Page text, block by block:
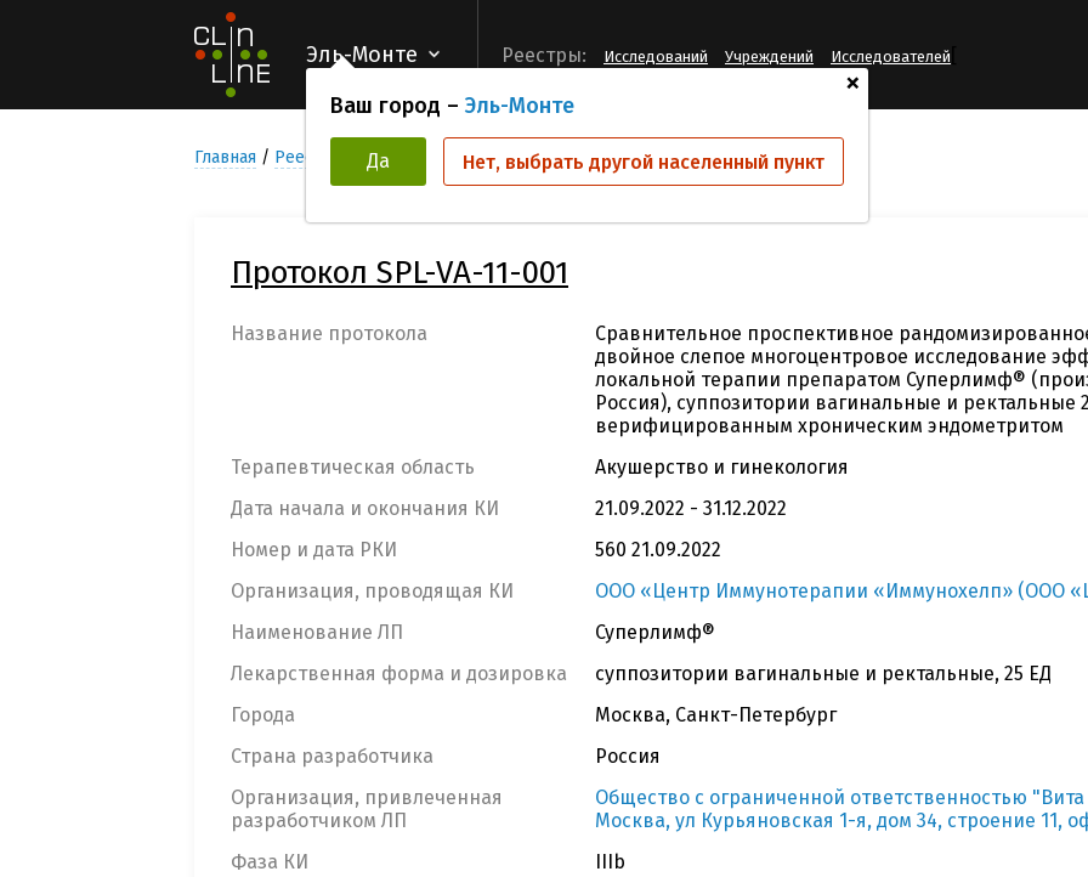
Эль-Монте
+
Ваш город – Эль-Монте
Да Нет, выбрать другой населенный пункт
Реестры: Исследований Учреждений Исследователей
Главная Реестр Клинических исследований SPL-VA-11-001
Протокол SPL-VA-11-001
Название протокола
Сравнительное проспективное
двойное слепое многоцентровое исследование
локальной терапии препаратом Суперлимф®
Россия), суппозитории вагинальные и ректальные
верифицированным хроническим эндометритом
Терапевтическая область
Акушерство и гинекология
Дата начала и окончания КИ
21.09.2022 - 31.12.2022
Номер и дата РКИ
560 21.09.2022
Организация, проводящая КИ
ООО «Центр Иммунотерапии «Иммунохелп» (ООО
Наименование ЛП
Суперлимф®
Лекарственная форма и дозировка
суппозитории вагинальные и ректальные, 25 ЕД
Города
Москва, Санкт-Петербург
Страна разработчика
Россия
Организация, привлеченная
разработчиком ЛП
Общество с ограниченной ответственностью "Вита
Москва, ул Курьяновская 1-я, дом 34, строение 11,
Фаза КИ
IIIb